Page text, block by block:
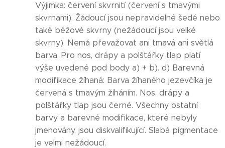
Výjimka: červení skvrnití (červení s tmavými
skvrnami). Žádoucí jsou nepravidelné šedé nebo
také béžové skvrny (nežádoucí jsou velké
skvrny). Nemá převažovat ani tmavá ani světlá
barva. Pro nos, drápy a polštářky tlap platí
výše uvedené pod body a) + b). d) Barevná
modifikace žíhaná: Barva žíhaného jezevčíka je
červená s tmavým žíháním. Nos, drápy a
polštářky tlap jsou černé. Všechny ostatní
barvy a barevné modifikace, které nebyly
jmenovány, jsou diskvalifikující. Slabá pigmentace
je velmi nežádoucí.